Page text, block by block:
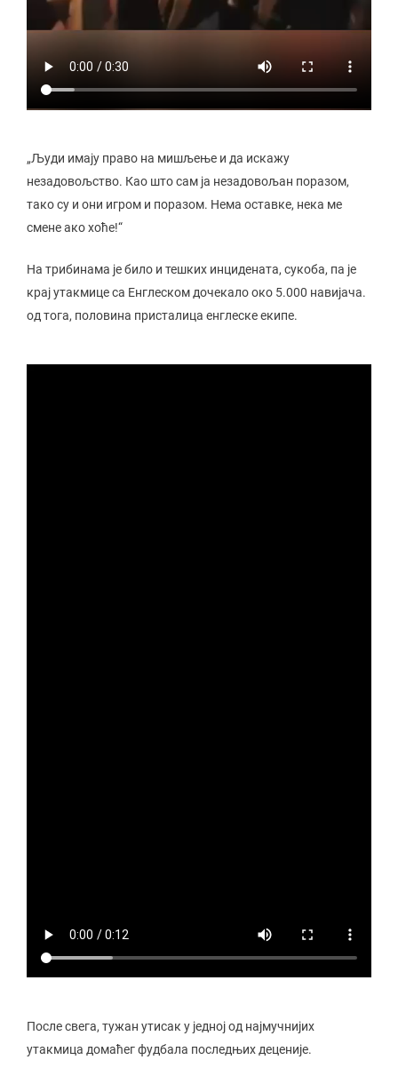
„Људи имају право на мишљење и да искажу
незадовољство. Као што сам ја незадовољан поразом,
тако су и они игром и поразом. Нема оставке, нека ме
смене ако хоће!“
На трибинама је било и тешких инцидената, сукоба, па је
крај утакмице са Енглеском дочекало око 5.000 навијача.
од тога, половина присталица енглеске екипе.
После свега, тужан утисак у једној од најмучнијих
утакмица домаћег фудбала последњих деценије.